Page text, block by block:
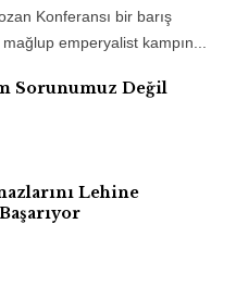
Konferansı bir barış
emperyalist kampın...
Sorunumuz Değil
Lehine